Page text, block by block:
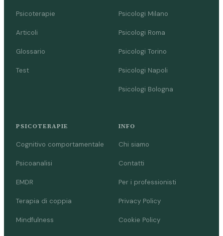
Psicoterapie
Articoli
Glossario
Test
Psicologi Milano
Psicologi Roma
Psicologi Torino
Psicologi Napoli
Psicologi Bologna
PSICOTERAPIE
Cognitivo comportamentale
Psicoanalisi
EMDR
Terapia di coppia
Mindfulness
INFO
Chi siamo
Contatti
Per i professionisti
Privacy Policy
Cookie Policy